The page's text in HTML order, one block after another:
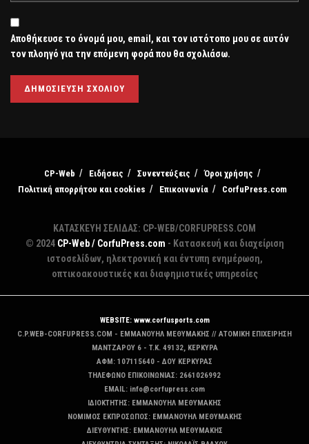
Αποθήκευσε το όνομά μου, email, και τον ιστότοπο μου σε αυτόν
τον πλοηγό για την επόμενη φορά που θα σχολιάσω.
CP-Web Ειδήσεις Συνεντεύξεις
Όροι χρήσης
Πολιτική απορρήτου και cookies
Επικοινωνία CorfuPress.com
ΚΑΤΑΣΚΕΥΗ ΣΕΛΙΔΑΣ: CP-WEB/CORFUPRESS.COM
© 2024 CP-Web / CorfuPress.com - Κατασκευή και διαχείριση
ιστοσελίδων, ηλεκτρονική και έντυπη ενημέρωση,
οπτικοακουστικές και διαφημιστικές υπηρεσίες
WEBSITE: www.corfusports.com
C.P.WEB-CORFUPRESS.COM - ΕΜΜΑΝΟΥΗΛ ΜΕΘΥΜΑΚΗΣ // ΑΤΟΜΙΚΗ ΕΠΙΧΕΙΡΗΣΗ
MANTZAΡΟΥ 6 - T.K. 49132, ΚΕΡΚΥΡΑ
ΑΦΜ: 107115640 - ΔΟΥ ΚΕΡΚΥΡΑΣ
ΤΗΛΕΦΩΝΟ ΕΠΙΚΟΙΝΩΝΙΑΣ: 2661026992
EMAIL: info@corfupress.com
ΙΔΙΟΚΤΗΤΗΣ: EMMANOYΗΛ ΜΕΘΥΜΑΚΗΣ
ΝΟΜΙΜΟΣ ΕΚΠΡΟΣΩΠΟΣ: EMMANOYΗΛ ΜΕΘΥΜΑΚΗΣ
ΔΙΕΥΘΥΝΤΗΣ: EMMANOYΗΛ ΜΕΘΥΜΑΚΗΣ